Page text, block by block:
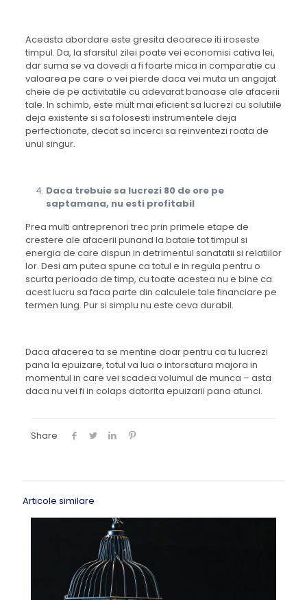
Aceasta abordare este gresita deoarece iti iroseste
timpul. Da, la sfarsitul zilei poate vei economisi cativa lei,
dar suma se va dovedi a fi foarte mica in comparatie cu
valoarea pe care o vei pierde daca vei muta un angajat
cheie de pe activitatile cu adevarat banoase ale afacerii
tale. In schimb, este mult mai eficient sa lucrezi cu solutiile
deja existente si sa folosesti instrumentele deja
perfectionate, decat sa incerci sa reinventezi roata de
unul singur.
Daca trebuie sa lucrezi 80 de ore pe
saptamana, nu esti profitabil
Prea multi antreprenori trec prin primele etape de
crestere ale afacerii punand la bataie tot timpul si
energia de care dispun in detrimentul sanatatii si relatiilor
lor. Desi am putea spune ca totul e in regula pentru o
scurta perioada de timp, cu toate acestea nu e bine ca
acest lucru sa faca parte din calculele tale financiare pe
termen lung. Pur si simplu nu este ceva durabil.
Daca afacerea ta se mentine doar pentru ca tu lucrezi
pana la epuizare, totul va lua o intorsatura majora in
momentul in care vei scadea volumul de munca – asta
daca nu vei fi in colaps datorita epuizarii pana atunci.
Share
Articole similare